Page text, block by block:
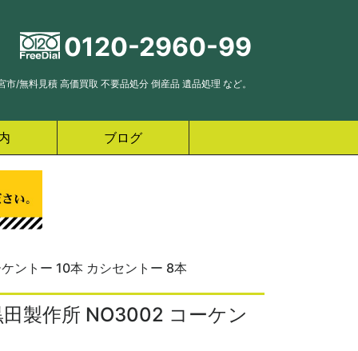
0120-2960-99
/無料見積 高価買取 不要品処分 倒産品 遺品処理 など。
ブログ
ントー 10本 カシセントー 8本
製作所 NO3002 コーケン